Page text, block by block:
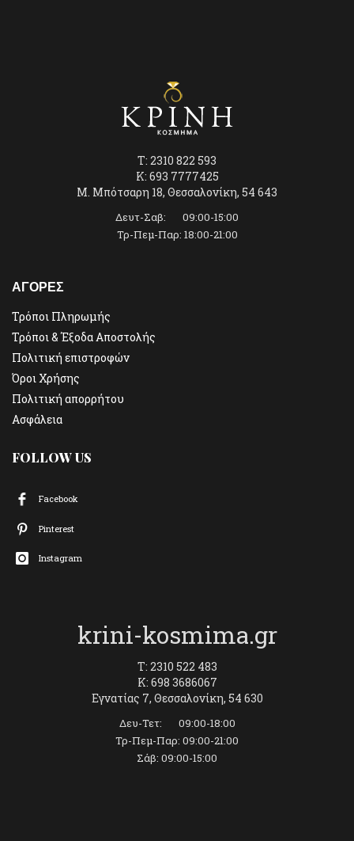
T: 2310 822 593
K: 693 7777425
Μ. Μπότσαρη 18, Θεσσαλονίκη, 54 643
Δευτ-Σαβ: 09:00-15:00
Τρ-Πεμ-Παρ: 18:00-21:00
ΑΓΟΡΕΣ
Τρόποι Πληρωμής
Τρόποι & Έξοδα Αποστολής
Πολιτική επιστροφών
Όροι Χρήσης
Πολιτική απορρήτου
Ασφάλεια
FOLLOW US
Facebook
Pinterest
Instagram
krini-kosmima.gr
T: 2310 522 483
K: 698 3686067
Εγνατίας 7, Θεσσαλονίκη, 54 630
Δευ-Τετ: 09:00-18:00
Τρ-Πεμ-Παρ: 09:00-21:00
Σάβ: 09:00-15:00